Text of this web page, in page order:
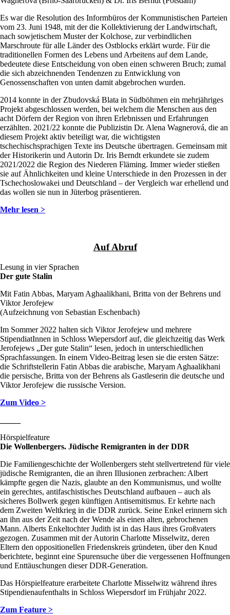
Es war die Resolution des Informbüros der Kommunistischen Parteien
vom 23. Juni 1948, mit der die Kollektivierung der Landwirtschaft,
nach sowjetischem Muster der Kolchose, zur verbindlichen
Marschroute für alle Länder des Ostblocks erklärt wurde. Für die
traditionellen Formen des Lebens und Arbeitens auf dem Lande,
bedeutete diese Entscheidung von oben einen schweren Bruch; zumal
die sich abzeichnenden Tendenzen zu Entwicklung von
Genossenschaften von unten damit abgebrochen wurden.
2014 konnte in der Zbudovská Blata in Südböhmen ein mehrjähriges
Projekt abgeschlossen werden, bei welchem die Menschen aus den
acht Dörfern der Region von ihren Erlebnissen und Erfahrungen
erzählten. 2021/22 konnte die Publizistin Dr. Alena Wagnerová, die an
diesem Projekt aktiv beteiligt war, die wichtigsten
tschechischsprachigen Texte ins Deutsche übertragen. Gemeinsam mit
der Historikerin und Autorin Dr. Iris Berndt erkundete sie zudem
2021/2022 die Region des Niederen Fläming. Immer wieder stießen
sie auf Ähnlichkeiten und kleine Unterschiede in den Prozessen in der
Tschechoslowakei und Deutschland – der Vergleich war erhellend und
das wollen sie nun in Jüterbog präsentieren.
Mehr lesen >
Auf Abruf
Lesung in vier Sprachen
Der gute Stalin
Mit Fatin Abbas, Maryam Aghaalikhani, Britta von der Behrens und
Viktor Jerofejew
(Aufzeichnung von Sebastian Eschenbach)
Im Sommer 2022 halten sich Viktor Jerofejew und mehrere
StipendiatInnen in Schloss Wiepersdorf auf, die gleichzeitig das Werk
Jerofejews „Der gute Stalin“ lesen, jedoch in unterschiedlichen
Sprachfassungen. In einem Video-Beitrag lesen sie die ersten Sätze:
die Schriftstellerin Fatin Abbas die arabische, Maryam Aghaalikhani
die persische, Britta von der Behrens als Gastleserin die deutsche und
Viktor Jerofejew die russische Version.
Zum Video >
Hörspielfeature
Die Wollenbergers. Jüdische Remigranten in der DDR
Die Familiengeschichte der Wollenbergers steht stellvertretend für viele
jüdische Remigranten, die an ihren Illusionen zerbrachen: Albert
kämpfte gegen die Nazis, glaubte an den Kommunismus, und wollte
ein gerechtes, antifaschistisches Deutschland aufbauen – auch als
sicheres Bollwerk gegen künftigen Antisemitismus. Er kehrte nach
dem Zweiten Weltkrieg in die DDR zurück. Seine Enkel erinnern sich
an ihn aus der Zeit nach der Wende als einen alten, gebrochenen
Mann. Alberts Enkeltochter Judith ist in das Haus ihres Großvaters
gezogen. Zusammen mit der Autorin Charlotte Misselwitz, deren
Eltern den oppositionellen Friedenskreis gründeten, über den Knud
berichtete, beginnt eine Spurensuche über die vergessenen Hoffnungen
und Enttäuschungen dieser DDR-Generation.
Das Hörspielfeature erarbeitete Charlotte Misselwitz während ihres
Stipendienaufenthalts in Schloss Wiepersdorf im Frühjahr 2022.
Zum Feature >